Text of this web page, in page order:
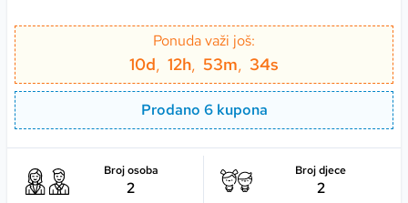
Ponuda važi još:
10d, 12h, 53m, 33s
Prodano 6 kupona
Broj osoba
2
Broj djece
2